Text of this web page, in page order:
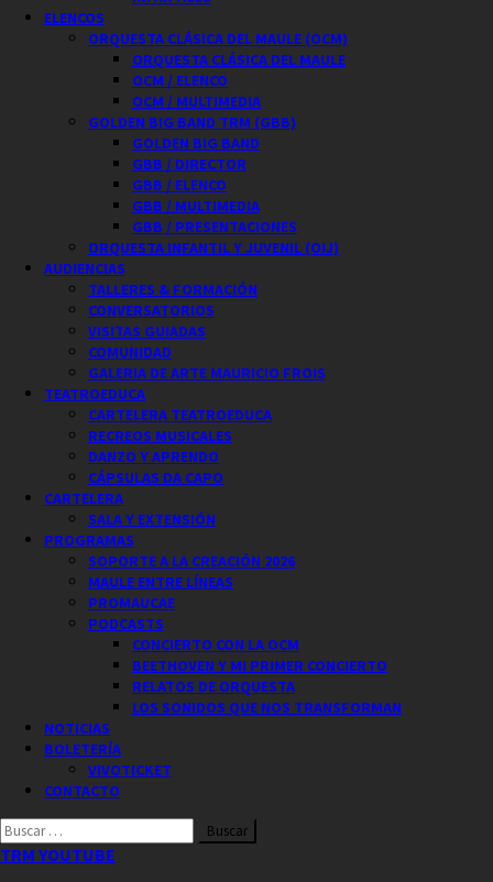
ELENCOS
ORQUESTA CLÁSICA DEL MAULE (OCM)
ORQUESTA CLÁSICA DEL MAULE
OCM / ELENCO
OCM / MULTIMEDIA
GOLDEN BIG BAND TRM (GBB)
GOLDEN BIG BAND
GBB / DIRECTOR
GBB / ELENCO
GBB / MULTIMEDIA
GBB / PRESENTACIONES
ORQUESTA INFANTIL Y JUVENIL (OIJ)
AUDIENCIAS
TALLERES & FORMACIÓN
CONVERSATORIOS
VISITAS GUIADAS
COMUNIDAD
GALERIA DE ARTE MAURICIO FROIS
TEATROEDUCA
CARTELERA TEATROEDUCA
RECREOS MUSICALES
DANZO Y APRENDO
CÁPSULAS DA CAPO
CARTELERA
SALA Y EXTENSIÓN
PROGRAMAS
SOPORTE A LA CREACIÓN 2026
MAULE ENTRE LÍNEAS
PROMAUCAE
PODCASTS
CONCIERTO CON LA OCM
BEETHOVEN Y MI PRIMER CONCIERTO
RELATOS DE ORQUESTA
LOS SONIDOS QUE NOS TRANSFORMAN
NOTICIAS
BOLETERÍA
VIVOTICKET
CONTACTO
Buscar
por:
TRM YOUTUBE